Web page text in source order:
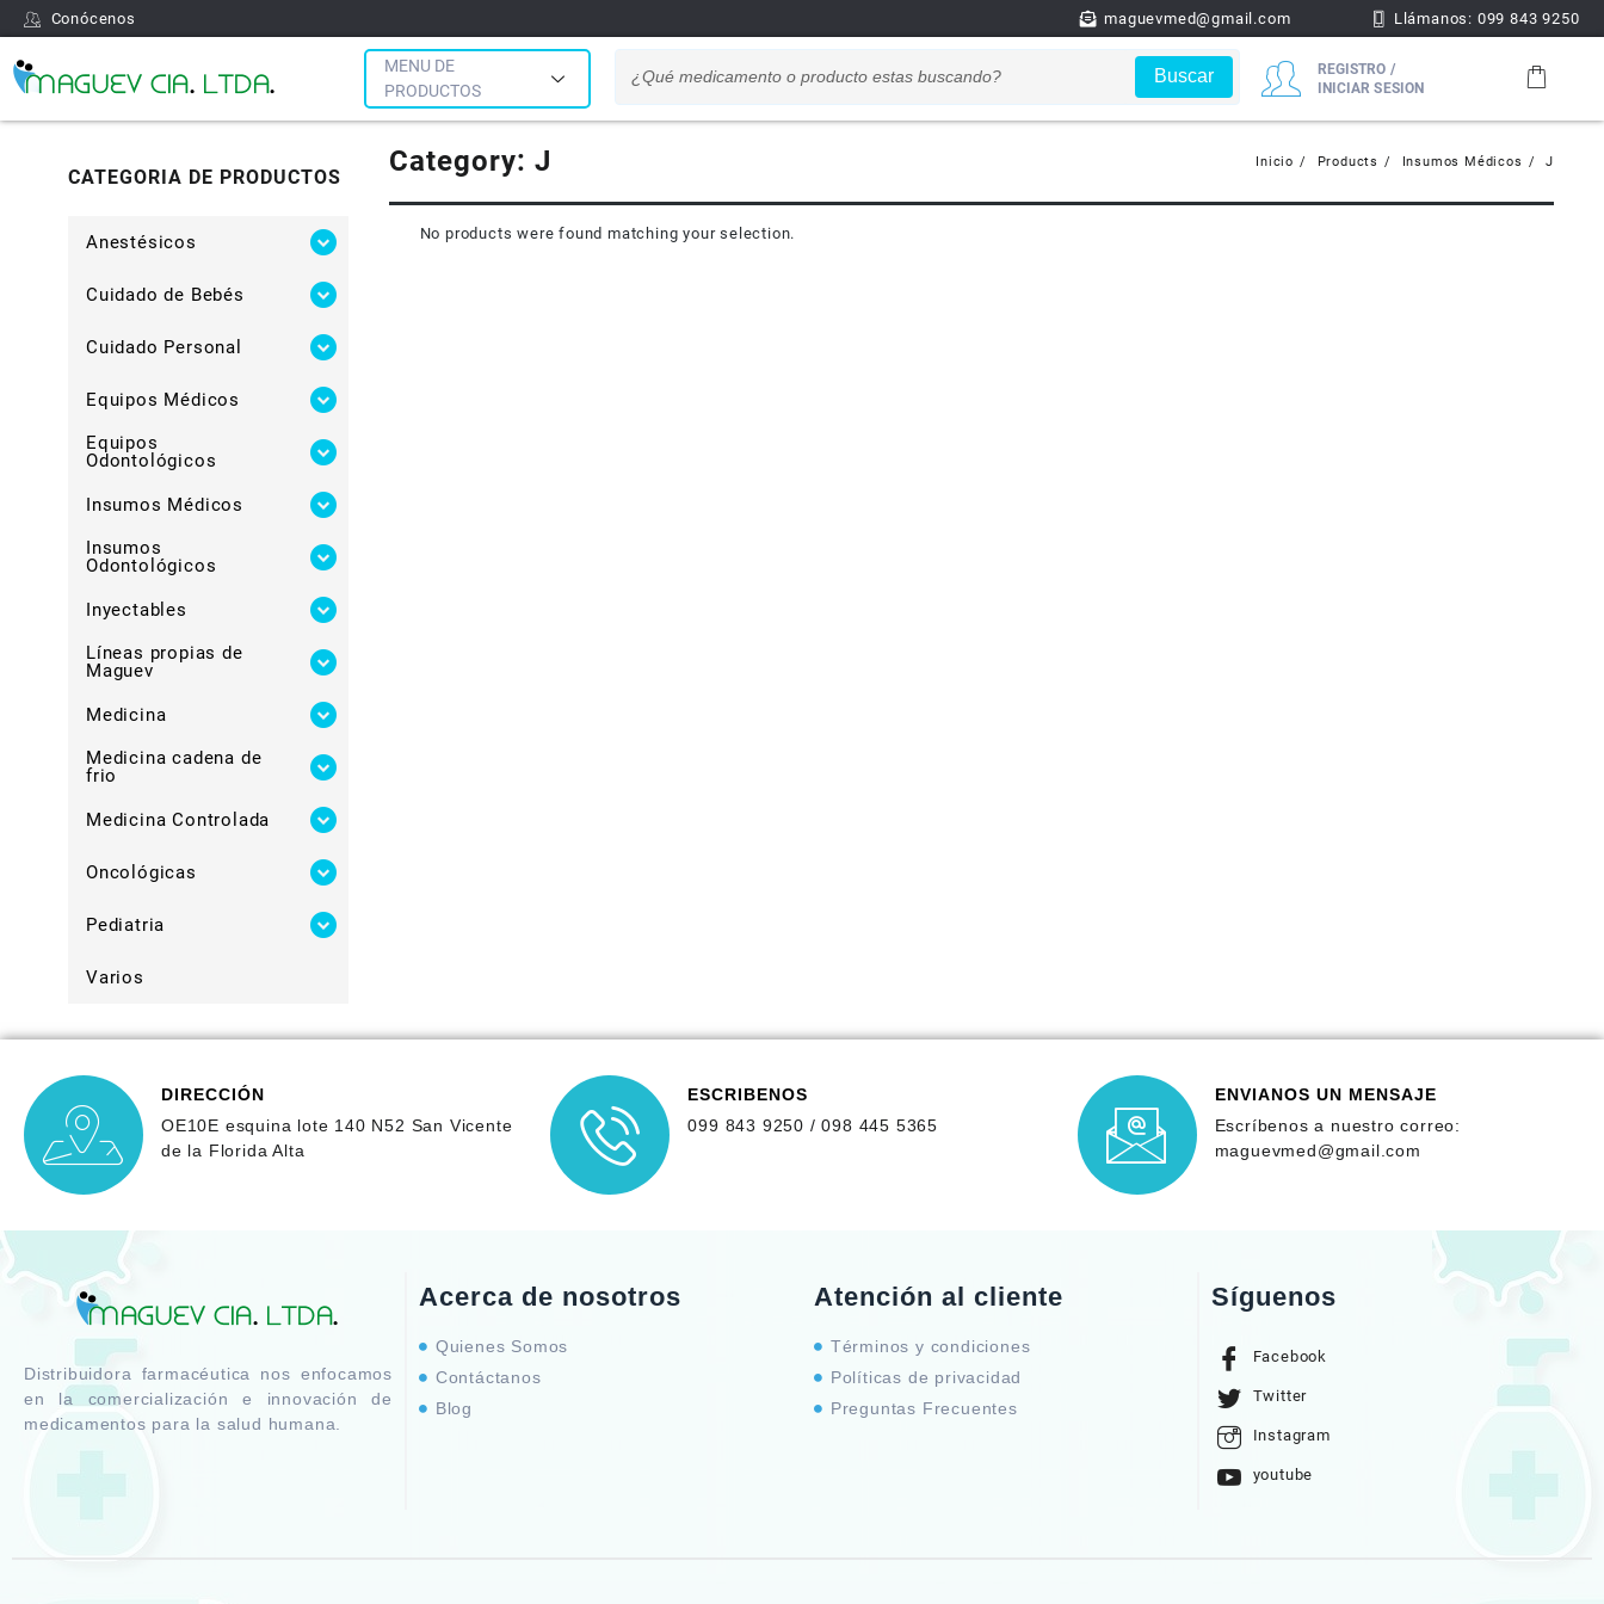
Conócenos maguevmed@gmail.com Llámanos: 099 843 9250
MENU DE
PRODUCTOS
Buscar
REGISTRO /
INICIAR SESION
Category: J Inicio Products Insumos Médicos J
No products were found matching your selection.
CATEGORIA DE PRODUCTOS
Anestésicos
Cuidado de Bebés
Cuidado Personal
Equipos Médicos
Equipos
Odontológicos
Insumos Médicos
Insumos
Odontológicos
Inyectables
Líneas propias de
Maguev
Medicina
Medicina cadena de
frio
Medicina Controlada
Oncológicas
Pediatria
Varios
DIRECCIÓN
OE10E esquina lote 140 N52 San Vicente
de la Florida Alta
ESCRIBENOS
099 843 9250 / 098 445 5365
ENVIANOS UN MENSAJE
Escríbenos a nuestro correo:
maguevmed@gmail.com
Distribuidora farmacéutica nos enfocamos
en la comercialización e innovación de
medicamentos para la salud humana.
Acerca de nosotros
Quienes Somos
Contáctanos
Blog
Atención al cliente
Términos y condiciones
Políticas de privacidad
Preguntas Frecuentes
Síguenos
Facebook
Twitter
Instagram
youtube